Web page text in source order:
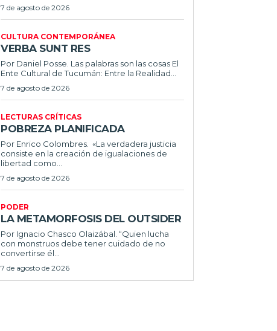
7 de agosto de 2026
CULTURA CONTEMPORÁNEA
VERBA SUNT RES
Por Daniel Posse. Las palabras son las cosas El
Ente Cultural de Tucumán: Entre la Realidad...
7 de agosto de 2026
LECTURAS CRÍTICAS
POBREZA PLANIFICADA
Por Enrico Colombres. «La verdadera justicia
consiste en la creación de igualaciones de
libertad como...
7 de agosto de 2026
PODER
LA METAMORFOSIS DEL OUTSIDER
Por Ignacio Chasco Olaizábal. “Quien lucha
con monstruos debe tener cuidado de no
convertirse él...
7 de agosto de 2026